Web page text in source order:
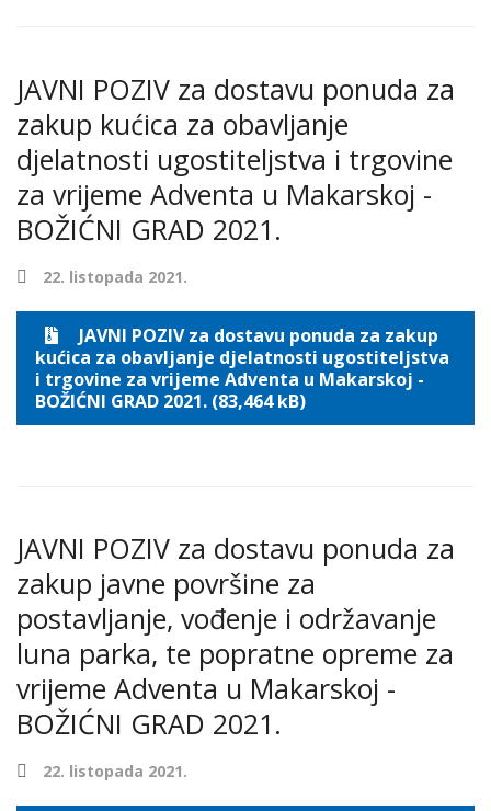
JAVNI POZIV za dostavu ponuda za
zakup kućica za obavljanje
djelatnosti ugostiteljstva i trgovine
za vrijeme Adventa u Makarskoj -
BOŽIĆNI GRAD 2021.
22. listopada 2021.
JAVNI POZIV za dostavu ponuda za zakup
kućica za obavljanje djelatnosti ugostiteljstva
i trgovine za vrijeme Adventa u Makarskoj -
BOŽIĆNI GRAD 2021. (83,464 kB)
JAVNI POZIV za dostavu ponuda za
zakup javne površine za
postavljanje, vođenje i održavanje
luna parka, te popratne opreme za
vrijeme Adventa u Makarskoj -
BOŽIĆNI GRAD 2021.
22. listopada 2021.